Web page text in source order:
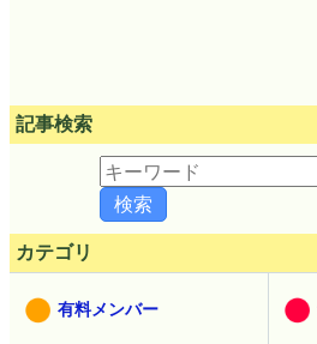
記事検索
カテゴリ
有料メンバー